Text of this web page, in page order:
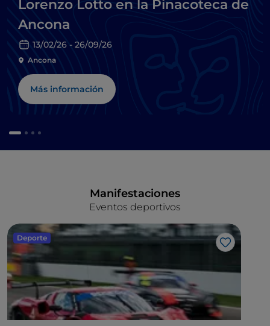
Lorenzo Lotto en la Pinacoteca de
Ancona
13/02/26 - 26/09/26
Ancona
Más información
Eventos deportivos
Manifestaciones
Deporte
Me gusta